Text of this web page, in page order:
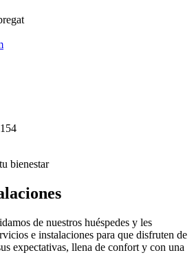
bienestar
de nuestros huéspedes y les
e instalaciones para que disfruten de
expectativas, llena de confort y con una